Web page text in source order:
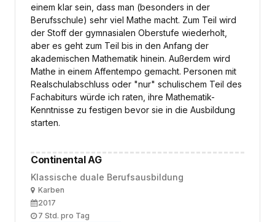
einem klar sein, dass man (besonders in der
Berufsschule) sehr viel Mathe macht. Zum Teil wird
der Stoff der gymnasialen Oberstufe wiederholt,
aber es geht zum Teil bis in den Anfang der
akademischen Mathematik hinein. Außerdem wird
Mathe in einem Affentempo gemacht. Personen mit
Realschulabschluss oder "nur" schulischem Teil des
Fachabiturs würde ich raten, ihre Mathematik-
Kenntnisse zu festigen bevor sie in die Ausbildung
starten.
Continental AG
Klassische duale Berufsausbildung
OrtKarben
Ausbildungsbeginn
2017
Arbeitszeit
7 Std. pro Tag